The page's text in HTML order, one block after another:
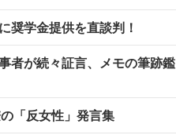
奨学金提供を直談判！
者が続々証言、メモの筆跡鑑
「反女性」発言集